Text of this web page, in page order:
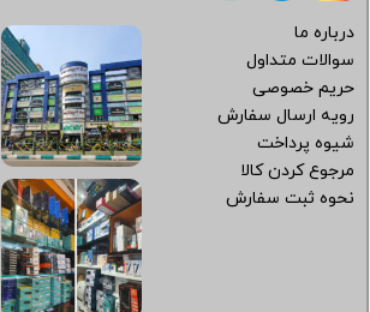
درباره ما
سوالات متداول
حریم خصوصی
رویه ارسال سفارش
شیوه پرداخت
مرجوع کردن کالا
نحوه ثبت سفارش